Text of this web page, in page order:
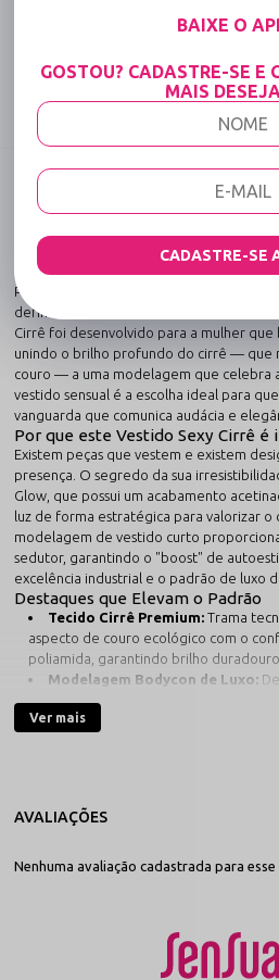
Compartilhe:
DESCRIÇÃO COMPLETA
Código identificador (SKU):2460
Vestido Sexy de Luxo em
Magnético e a Escultura da
Prepare-se para dominar a cena com
definitivo de poder e sofisticação. O
Cirrê foi desenvolvido para a mulher que
unindo o brilho profundo do cirrê — que
couro — a uma modelagem que celebra
vestido sensual é a escolha ideal para
vanguarda que comunica audácia e
Por que este Vestido Sexy Cirrê é
Existem peças que vestem e existem
presença. O segredo da sua
Glow, que possui um acabamento
luz de forma estratégica para valorizar
modelagem de vestido curto
sedutor, garantindo o "boost" de
excelência industrial e o padrão de luxo
Destaques que Elevam o Padrão
Tecido Cirrê Premium: Trama
aspecto de couro ecológico com o
poliamida, garantindo brilho
Modelagem Bodycon de Luxo:
ajustar milimetricamente ao corpo,
com precisão técnica.
da Sensualle que oferece o "toque
Acabamento Industrial de Elite:
Design que une Engenharia e
A arquitetura deste vestido sensual foca
tecido cirrê possui a gramatura ideal
Ver mais
Nenhuma avaliação cadastrada para
BAIXE O
GOSTOU? CADASTRE-SE E
MAIS
CADASTRE-SE